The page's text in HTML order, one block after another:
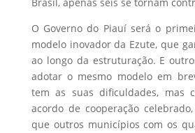
O Governo do Piauí será o
modelo inovador da Ezute, que
ao longo da estruturação. E
adotar o mesmo modelo em
tem as suas dificuldades, mas
acordo de cooperação
que outros municípios com os